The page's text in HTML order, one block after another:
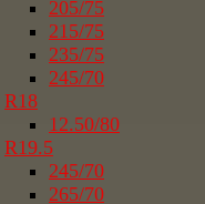
205/75
215/75
235/75
245/70
R18
12.50/80
R19.5
245/70
265/70